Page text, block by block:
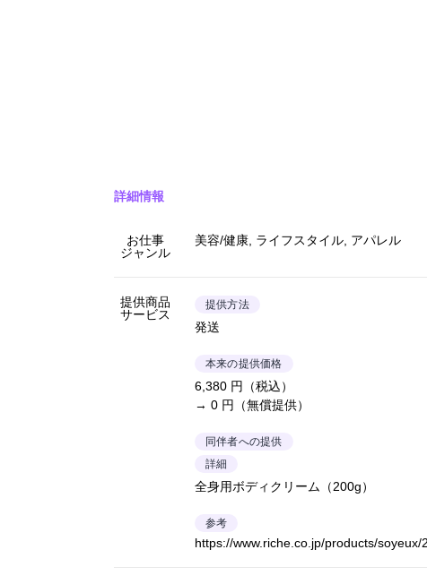
詳細情報
お仕事
ジャンル
美容/健康, ライフスタイル, アパレル
提供商品
サービス
提供方法
発送
本来の提供価格
6,380 円（税込）
→ 0 円（無償提供）
同伴者への提供
詳細
全身用ボディクリーム（200g）
参考
https://www.riche.co.jp/products/soyeux/